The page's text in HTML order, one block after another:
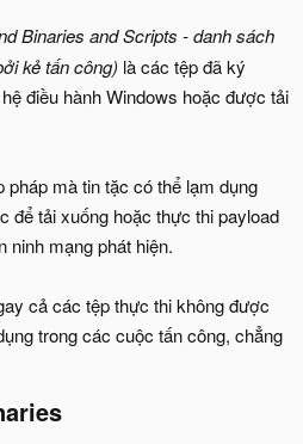
Binaries and Scripts - danh sách
kẻ tấn công) là các tệp đã ký
điều hành Windows hoặc được tải
mà tin tặc có thể lạm dụng
để tải xuống hoặc thực thi payload
ninh mạng phát hiện.
cả các tệp thực thi không được
trong các cuộc tấn công, chẳng